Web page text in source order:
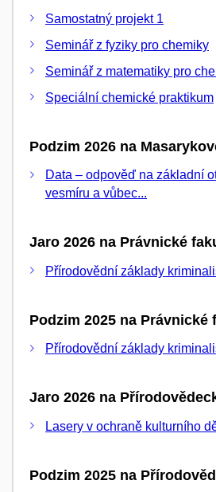
Samostatný projekt 1
Seminář z fyziky pro chemiky
Seminář z matematiky pro
Speciální chemické praktikum
Podzim 2026 na
Data – odpověď na základní
vesmíru a vůbec...
Jaro 2026 na Právnické
Přírodovědní základy
Podzim 2025 na Právnické
Přírodovědní základy
Jaro 2026 na
Lasery v ochraně kulturního
Podzim 2025 na